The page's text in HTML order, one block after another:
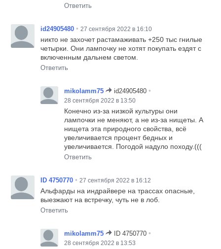
Ответить
id24905480 • 27 сентября 2022 в 16:10
никто не захочет растамаживать +250 тыс гнилые
четырки. Они лампочку не хотят покупать ездят с
включенным дальнем светом.
Ответить
mikolamm75 id24905480 •
28 сентября 2022 в 13:50
Конечно из-за низкой культуры они
лампочки не меняют, а не из-за нищеты. А
нищета эта природного свойства, всё
увеличивается процент бедных и
увеличивается. Погодой надуло походу.(((
Ответить
ID 4750770 • 27 сентября 2022 в 16:12
Альфарды на индрайвере на трассах опасные,
выезжают на встречку, чуть не в лоб.
Ответить
mikolamm75 ID 4750770 •
28 сентября 2022 в 13:53